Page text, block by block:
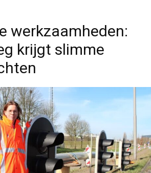
werkzaamheden:
krijgt slimme